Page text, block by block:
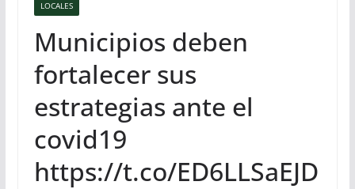
LOCALES
Municipios deben
fortalecer sus
estrategias ante el
covid19
https://t.co/ED6LLSaEJD